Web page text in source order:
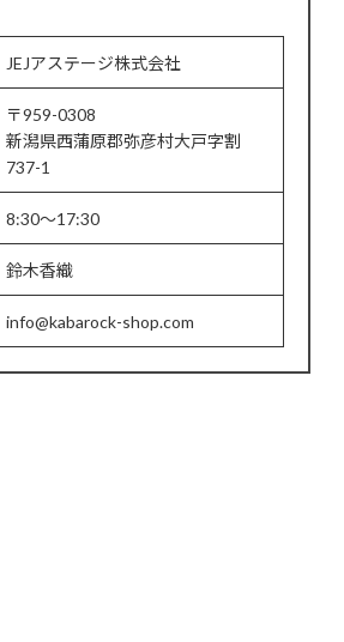
JEJアステージ株式会社
〒959-0308
新潟県西蒲原郡弥彦村大戸字割
737-1
8:30～17:30
鈴木香織
info@kabarock-shop.com